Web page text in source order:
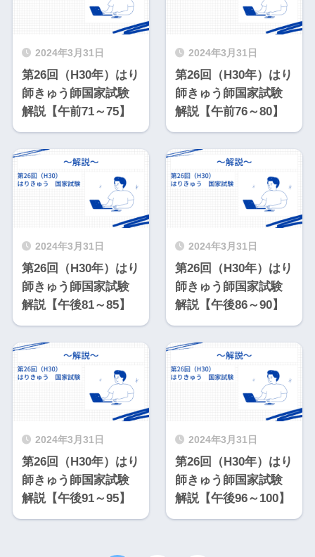
2024年3月31日
第26回（H30年）はり
師きゅう師国家試験
解説【午前71～75】
2024年3月31日
第26回（H30年）はり
師きゅう師国家試験
解説【午前76～80】
2024年3月31日
第26回（H30年）はり
師きゅう師国家試験
解説【午後81～85】
2024年3月31日
第26回（H30年）はり
師きゅう師国家試験
解説【午後86～90】
2024年3月31日
第26回（H30年）はり
師きゅう師国家試験
解説【午後91～95】
2024年3月31日
第26回（H30年）はり
師きゅう師国家試験
解説【午後96～100】